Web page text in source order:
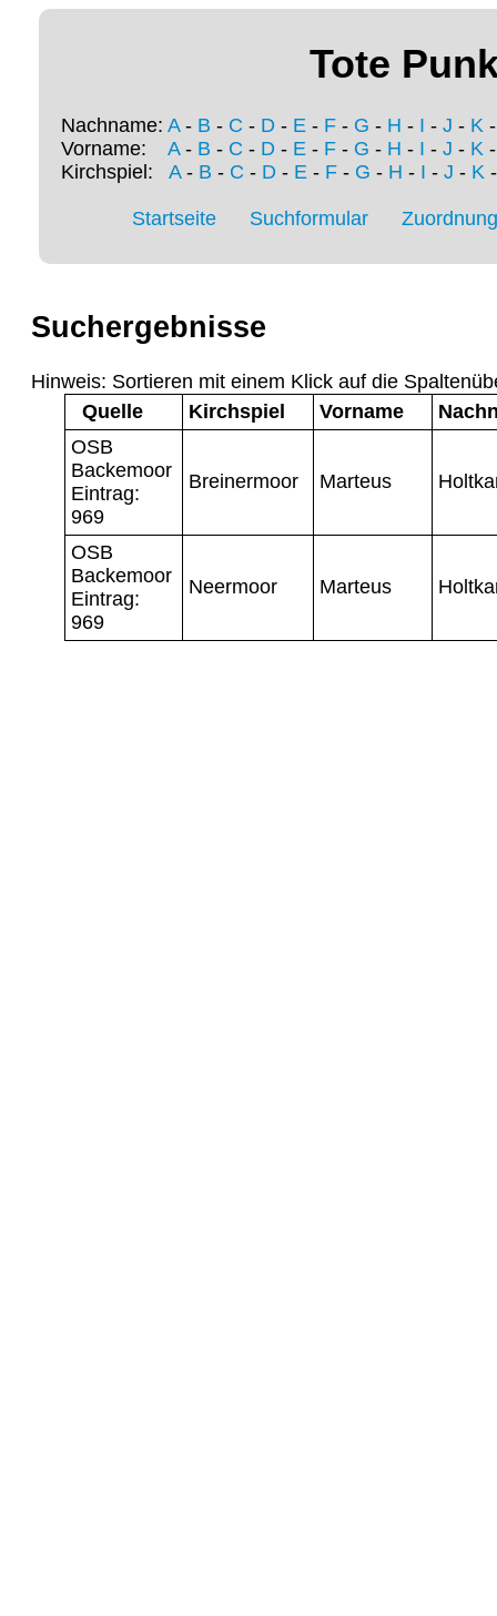
Tote
Nachname: A- B - C - D - E - F - G - H - I - J - K
Vorname: A- B - C - D - E - F - G - H - I - J - K
Kirchspiel: A- B - C - D- E- F- G - H - I - J - K
Startseite Suchformular
Suchergebnisse
Hinweis: Sortieren mit einem Klick auf die
Quelle
Kirchspiel Vorname
OSB
Backemoor
Eintrag:
969
Breinermoor Marteus
OSB
Backemoor
Eintrag:
969
Neermoor Marteus